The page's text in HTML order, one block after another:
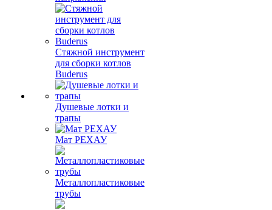
Стяжной инструмент
для сборки котлов
Buderus
Душевые лотки и
трапы
Мат РЕХАУ
Металлопластиковые
трубы